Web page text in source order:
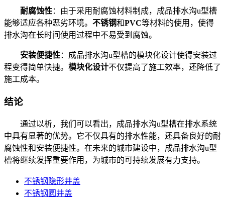
耐腐蚀性：由于采用耐腐蚀材料制成，成品排水沟u型槽
能够适应各种恶劣环境。 不锈钢和PVC等材料的使用，使得
排水沟在长时间使用过程中不易受到腐蚀。
安装便捷性：成品排水沟u型槽的模块化设计使得安装过
程变得简单快捷。 模块化设计不仅提高了施工效率，还降低了
施工成本。
结论
通过以析，我们可以看出，成品排水沟u型槽在排水系统
中具有显著的优势。它不仅具有的排水性能，还具备良好的耐
腐蚀性和安装便捷性。在未来的城市建设中，成品排水沟u型
槽将继续发挥重要作用，为城市的可持续发展有力支持。
不锈钢隐形井盖
不锈钢圆井盖